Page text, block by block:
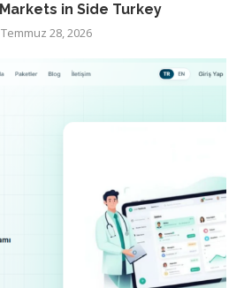
in Side Turkey
Temmuz 28, 2026